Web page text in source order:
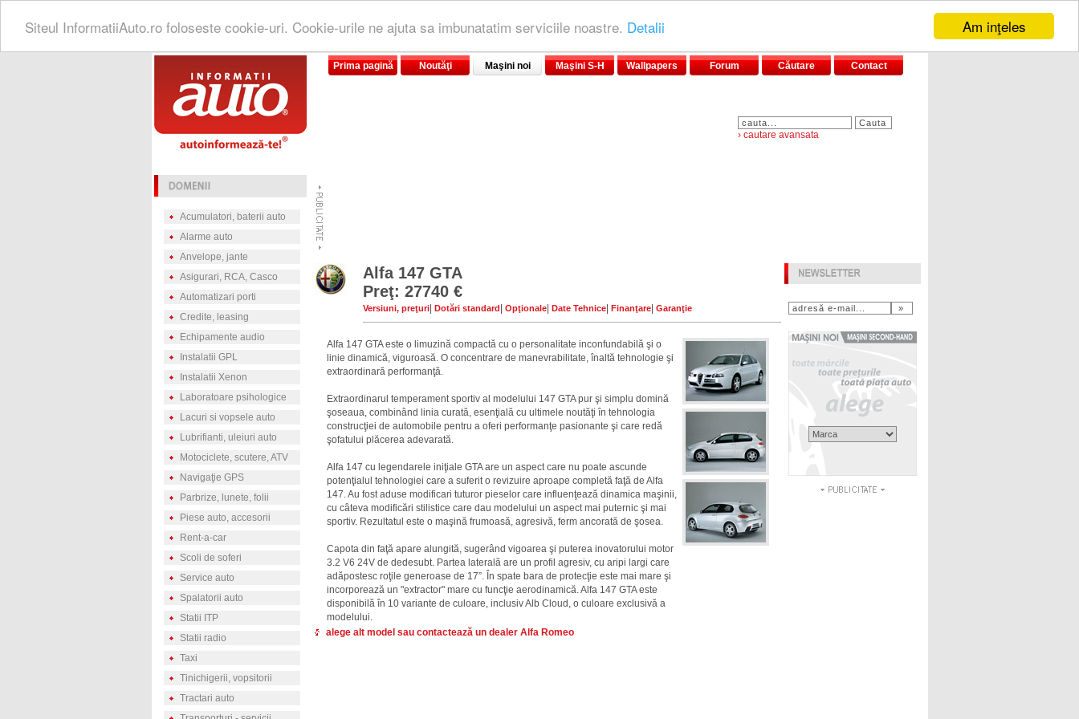
Am inţeles
Siteul InformatiiAuto.ro foloseste cookie-uri. Cookie-urile ne ajuta sa imbunatatim serviciile noastre. Detalii
Prima pagină Noutăţi Maşini noi Maşini S-H Wallpapers Forum Căutare Contact
› cautare avansata
Acumulatori, baterii auto
Alarme auto
Anvelope, jante
Asigurari, RCA, Casco
Automatizari porti
Credite, leasing
Echipamente audio
Instalatii GPL
Instalatii Xenon
Laboratoare psihologice
Lacuri si vopsele auto
Lubrifianti, uleiuri auto
Motociclete, scutere, ATV
Navigaţie GPS
Parbrize, lunete, folii
Piese auto, accesorii
Rent-a-car
Scoli de soferi
Service auto
Spalatorii auto
Statii ITP
Statii radio
Taxi
Tinichigerii, vopsitorii
Tractari auto
Alfa 147 GTA
Preţ: 27740 €
Versiuni, preţuri| Dotări standard Opţionale| Date Tehnice| Finanţare| Garanţie
Alfa 147 GTA este o limuzină compactă cu o personalitate inconfundabilă şi o
linie dinamică, viguroasă. O concentrare de manevrabilitate, înaltă tehnologie şi
extraordinară performanţă.
Extraordinarul temperament sportiv al modelului 147 GTA pur şi simplu domină
şoseaua, combinând linia curată, esenţială cu ultimele noutăţi în tehnologia
construcţiei de automobile pentru a oferi performanţe pasionante şi care redă
şofatului plăcerea adevarată.
Alfa 147 cu legendarele iniţiale GTA are un aspect care nu poate ascunde
potenţialul tehnologiei care a suferit o revizuire aproape completă faţă de Alfa
147. Au fost aduse modificari tuturor pieselor care influenţează dinamica maşinii,
cu câteva modificări stilistice care dau modelului un aspect mai puternic şi mai
sportiv. Rezultatul este o maşină frumoasă, agresivă, ferm ancorată de şosea.
Capota din faţă apare alungită, sugerând vigoarea şi puterea inovatorului motor
3.2 V6 24V de dedesubt. Partea laterală are un profil agresiv, cu aripi largi care
adăpostesc roţile generoase de 17”. În spate bara de protecţie este mai mare şi
incorporează un "extractor" mare cu funcţie aerodinamică. Alfa 147 GTA este
disponibilă în 10 variante de culoare, inclusiv Alb Cloud, o culoare exclusivă a
modelului.
alege alt model sau contactează un dealer Alfa Romeo